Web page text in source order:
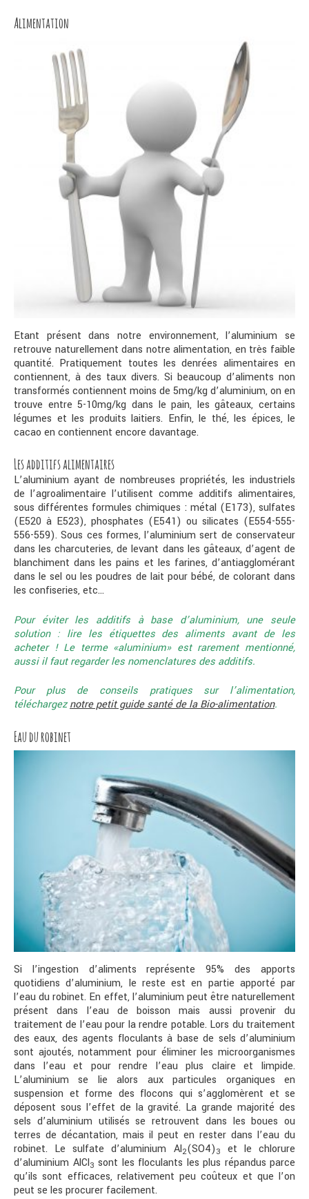
Alimentation
Etant présent dans notre environnement, l’aluminium se
retrouve naturellement dans notre alimentation, en très faible
quantité. Pratiquement toutes les denrées alimentaires en
contiennent, à des taux divers. Si beaucoup d’aliments non
transformés contiennent moins de 5mg/kg d’aluminium, on en
trouve entre 5-10mg/kg dans le pain, les gâteaux, certains
légumes et les produits laitiers. Enfin, le thé, les épices, le
cacao en contiennent encore davantage.
Les additifs alimentaires
L’aluminium ayant de nombreuses propriétés, les industriels
de l’agroalimentaire l’utilisent comme additifs alimentaires,
sous différentes formules chimiques : métal (E173), sulfates
(E520 à E523), phosphates (E541) ou silicates (E554-555-
556-559). Sous ces formes, l’aluminium sert de conservateur
dans les charcuteries, de levant dans les gâteaux, d’agent de
blanchiment dans les pains et les farines, d’antiagglomérant
dans le sel ou les poudres de lait pour bébé, de colorant dans
les confiseries, etc…
Pour éviter les additifs à base d’aluminium, une seule
solution : lire les étiquettes des aliments avant de les
acheter ! Le terme «aluminium» est rarement mentionné,
aussi il faut regarder les nomenclatures des additifs.
Pour plus de conseils pratiques sur l’alimentation,
téléchargeznotre petit guide santé de la Bio-alimentation.
Eau du robinet
Si l’ingestion d’aliments représente 95% des apports
quotidiens d’aluminium, le reste est en partie apporté par
l’eau du robinet. En effet, l’aluminium peut être naturellement
présent dans l’eau de boisson mais aussi provenir du
traitement de l’eau pour la rendre potable. Lors du traitement
des eaux, des agents floculants à base de sels d’aluminium
sont ajoutés, notamment pour éliminer les microorganismes
dans l’eau et pour rendre l’eau plus claire et limpide.
L’aluminium se lie alors aux particules organiques en
suspension et forme des flocons qui s’agglomèrent et se
déposent sous l’effet de la gravité. La grande majorité des
sels d’aluminium utilisés se retrouvent dans les boues ou
terres de décantation, mais il peut en rester dans l’eau du
robinet. Le sulfate d’aluminium Al2(SO4) 3
et le chlorure
d’aluminium AlCl3 sont les floculants les plus répandus parce
qu’ils sont efficaces, relativement peu coûteux et que l’on
peut se les procurer facilement.